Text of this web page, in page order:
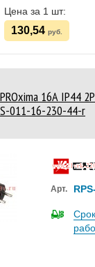
Цена за 1 шт:
130,54 руб.
16А IP44
011-16-230-44-r
Арт.